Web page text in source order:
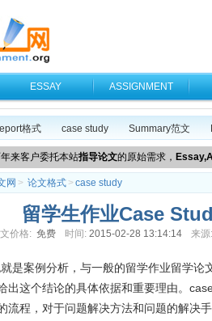
ESSAY ASSIGNMENT
格式 case study Summary范文
来客户委托本站指导论文的原始需求，
网 > 论文格式 > case study
留学生作业Case
价格: 免费 时间: 2015-02-28 13:14:14 来源:
就是案例分析，与一般的留学作业留学
出这个结论的具体依据和重要理由。
流程，对于问题解决方法和问题的解决